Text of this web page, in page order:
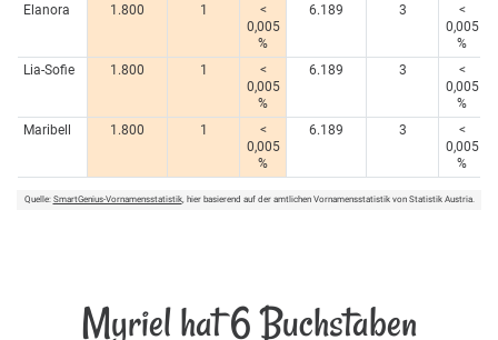
Elanora
1.800 1
<
0,005
%
6.189 3
<
0,005
%
Lia-Sofie
1.800 1
<
0,005
%
6.189 3
<
0,005
%
Maribell
1.800 1
<
0,005
%
6.189 3
<
0,005
%
Quelle: SmartGenius-Vornamensstatistik, hier basierend auf der amtlichen Vornamensstatistik von Statistik Austria.
Myriel hat 6 Buchstaben